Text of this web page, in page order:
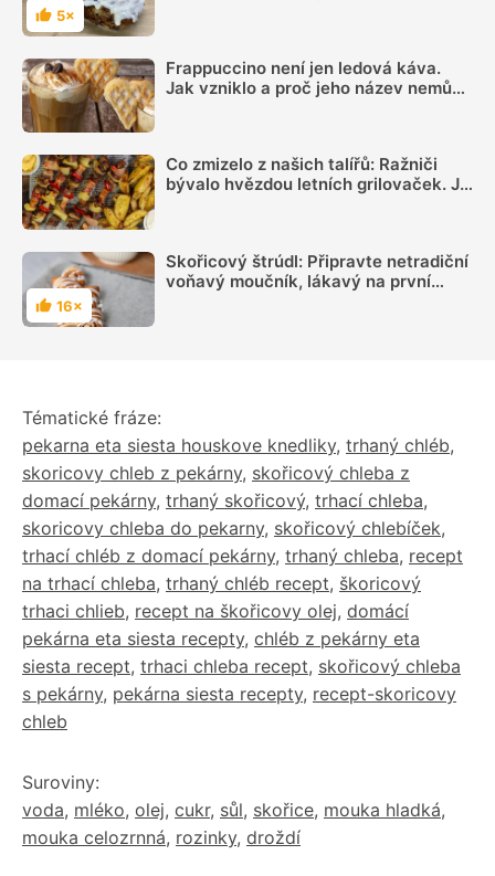
Hodnocení
5×
Frappuccino není jen ledová káva.
Jak vzniklo a proč jeho název nemůže
Co zmizelo z našich talířů: Ražniči
bývalo hvězdou letních grilovaček. Je
Hodnocení
16×
Skořicový štrúdl: Připravte netradiční
voňavý moučník, lákavý na první
Tématické fráze:
pekarna eta siesta houskove knedliky, trhaný chléb,
skoricovy chleb z pekárny, skořicový chleba z
domací pekárny, trhaný skořicový, trhací chleba,
skoricovy chleba do pekarny, skořicový chlebíček,
trhací chléb z domací pekárny, trhaný chleba, recept
na trhací chleba, trhaný chléb recept, škoricový
trhaci chlieb, recept na škořicovy olej, domácí
pekárna eta siesta recepty, chléb z pekárny eta
siesta recept, trhaci chleba recept, skořicový chleba
s pekárny, pekárna siesta recepty, recept-skoricovy
chleb
Suroviny:
voda, mléko, olej, cukr, sůl, skořice, mouka hladká,
mouka celozrnná, rozinky, droždí